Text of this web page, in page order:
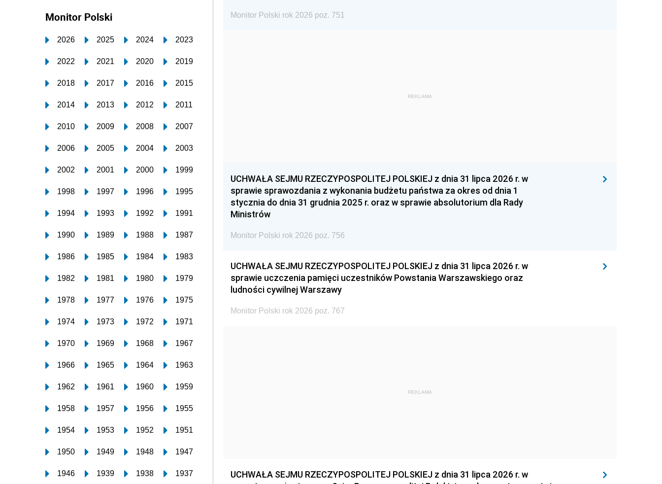
Monitor Polski
2026 2025 2024 2023
2022 2021 2020 2019
2018 2017 2016 2015
2014 2013 2012 2011
2010 2009 2008 2007
2006 2005 2004 2003
2002 2001 2000 1999
1998 1997 1996 1995
1994 1993 1992 1991
1990 1989 1988 1987
1986 1985 1984 1983
1982 1981 1980 1979
1978 1977 1976 1975
1974 1973 1972 1971
1970 1969 1968 1967
1966 1965 1964 1963
1962 1961 1960 1959
1958 1957 1956 1955
1954 1953 1952 1951
1950 1949 1948 1947
1946 1939 1938 1937
Monitor Polski rok 2026 poz. 751
REKLAMA
UCHWAŁA SEJMU RZECZYPOSPOLITEJ POLSKIEJ z dnia 31 lipca 2026 r. w
sprawie sprawozdania z wykonania budżetu państwa za okres od dnia 1
stycznia do dnia 31 grudnia 2025 r. oraz w sprawie absolutorium dla Rady
Ministrów
Monitor Polski rok 2026 poz. 756
UCHWAŁA SEJMU RZECZYPOSPOLITEJ POLSKIEJ z dnia 31 lipca 2026 r. w
sprawie uczczenia pamięci uczestników Powstania Warszawskiego oraz
ludności cywilnej Warszawy
Monitor Polski rok 2026 poz. 767
REKLAMA
UCHWAŁA SEJMU RZECZYPOSPOLITEJ POLSKIEJ z dnia 31 lipca 2026 r. w